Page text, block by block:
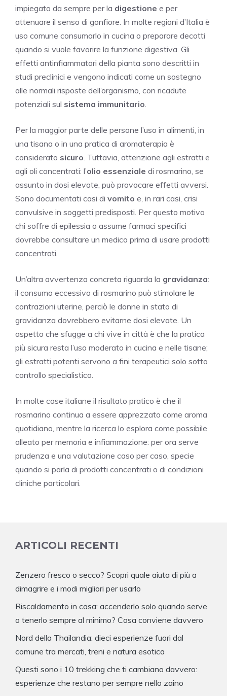
impiegato da sempre per la digestione e per
attenuare il senso di gonfiore. In molte regioni d’Italia è
uso comune consumarlo in cucina o preparare decotti
quando si vuole favorire la funzione digestiva. Gli
effetti antinfiammatori della pianta sono descritti in
studi preclinici e vengono indicati come un sostegno
alle normali risposte dell’organismo, con ricadute
potenziali sul sistema immunitario
Per la maggior parte delle persone l’uso in alimenti, in
una tisana o in una pratica di aromaterapia è
considerato sicuro . Tuttavia, attenzione agli estratti e
agli oli concentrati: l’olio essenziale di rosmarino, se
assunto in dosi elevate, può provocare effetti avversi.
Sono documentati casi di vomito e, in rari casi, crisi
convulsive in soggetti predisposti. Per questo motivo
chi soffre di epilessia o assume farmaci specifici
dovrebbe consultare un medico prima di usare prodotti
concentrati.
Un’altra avvertenza concreta riguarda la gravidanza:
il consumo eccessivo di rosmarino può stimolare le
contrazioni uterine, perciò le donne in stato di
gravidanza dovrebbero evitarne dosi elevate. Un
aspetto che sfugge a chi vive in città è che la pratica
più sicura resta l’uso moderato in cucina e nelle tisane;
gli estratti potenti servono a fini terapeutici solo sotto
controllo specialistico.
In molte case italiane il risultato pratico è che il
rosmarino continua a essere apprezzato come aroma
quotidiano, mentre la ricerca lo esplora come possibile
alleato per memoria e infiammazione: per ora serve
prudenza e una valutazione caso per caso, specie
quando si parla di prodotti concentrati o di condizioni
cliniche particolari.
ARTICOLI RECENTI
Zenzero fresco o secco? Scopri quale aiuta di più a
dimagrire e i modi migliori per usarlo
Riscaldamento in casa: accenderlo solo quando serve
o tenerlo sempre al minimo? Cosa conviene davvero
Nord della Thailandia: dieci esperienze fuori dal
comune tra mercati, treni e natura esotica
Questi sono i 10 trekking che ti cambiano davvero:
esperienze che restano per sempre nello zaino